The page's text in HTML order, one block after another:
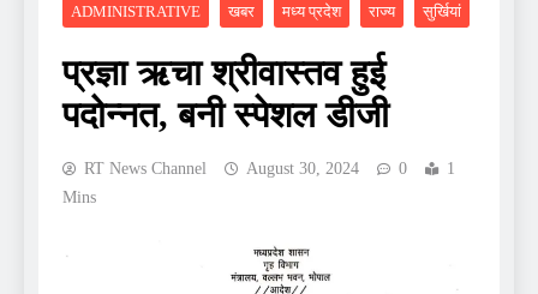
ADMINISTRATIVE खबर मध्य प्रदेश राज्य सुर्खियां
प्रज्ञा ऋचा श्रीवास्तव हुई
पदोन्नत, बनी स्पेशल डीजी
RT News Channel August 30, 2024 0
1
Mins